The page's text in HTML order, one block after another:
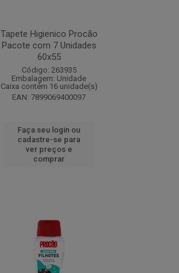
Tapete Higienico Procão
Pacote com 7 Unidades
60x55
Código: 263935
Embalagem: Unidade
Caixa contém 16 unidade(s)
EAN: 7899069400097
Faça seu login ou
cadastre-se para
ver preços e
comprar